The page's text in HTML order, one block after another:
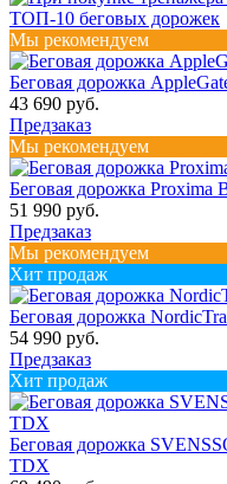
ТОП-10 беговых дорожек
Мы рекомендуем
Беговая дорожка
43 690 руб.
Предзаказ
Мы рекомендуем
Беговая дорожка Proxima
51 990 руб.
Предзаказ
Мы рекомендуем
Хит продаж
Беговая дорожка
54 990 руб.
Предзаказ
Хит продаж
Беговая дорожка
TDX